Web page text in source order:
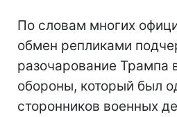
По словам многих
обмен репликами
разочарование Трампа
обороны, который был
сторонников военных